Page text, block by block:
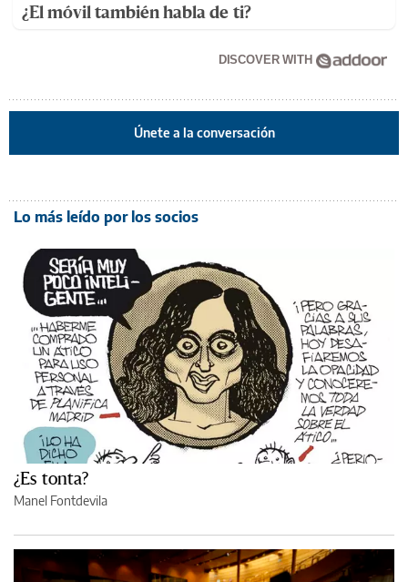
¿El móvil también habla de ti?
DISCOVER WITH
Únete a la conversación
Lo más leído por los socios
¿Es tonta?
Manel Fontdevila